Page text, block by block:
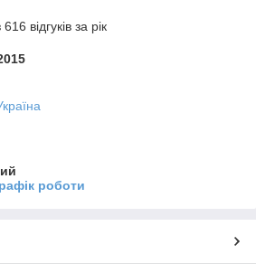
відгуків за рік
роботи